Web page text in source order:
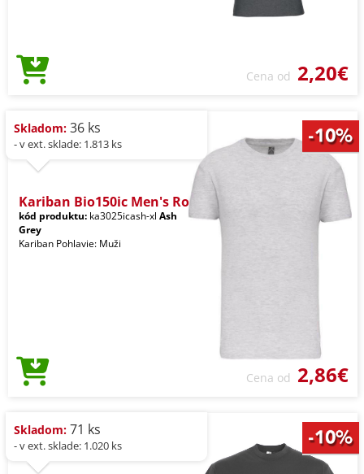
Cena od 2,20€
Skladom: 36 ks
- v ext. sklade: 1.813 ks
Kariban Bio150ic Men's Ro
kód produktu: ka3025icash-xl Ash
Grey
Kariban Pohlavie: Muži
Cena od 2,86€
Skladom: 71 ks
- v ext. sklade: 1.020 ks